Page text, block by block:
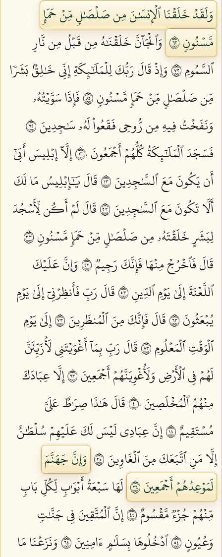
وَلَقَدۡ خَلَقۡنَا ٱلۡإِنسَٰنَ مِن صَلۡصَٰلٖ مِّنۡ حَمَإٖ
مَّسۡنُونٖ ٢٦
وَٱلۡجَآنَّ خَلَقۡنَٰهُ مِن قَبۡلُ مِن نَّارِ
ٱلسَّمُومِ ٢٧
وَإِذۡ قَالَ رَبُّكَ لِلۡمَلَٰٓئِكَةِ إِنِّي خَٰلِقُۢ بَشَرٗا
مِّن صَلۡصَٰلٖ مِّنۡ حَمَإٖ مَّسۡنُونٖ ٢٨
فَإِذَا سَوَّيۡتُهُۥ
وَنَفَخۡتُ فِيهِ مِن رُّوحِي فَقَعُواْ لَهُۥ سَٰجِدِينَ ٢٩
فَسَجَدَ ٱلۡمَلَٰٓئِكَةُ كُلُّهُمۡ أَجۡمَعُونَ ٣٠
إِلَّآ إِبۡلِيسَ أَبَىٰٓ
أَن يَكُونَ مَعَ ٱلسَّٰجِدِينَ ٣١
قَالَ يَٰٓإِبۡلِيسُ مَا لَكَ
أَلَّا تَكُونَ مَعَ ٱلسَّٰجِدِينَ ٣٢
قَالَ لَمۡ أَكُن لِّأَسۡجُدَ
لِبَشَرٍ خَلَقۡتَهُۥ مِن صَلۡصَٰلٖ مِّنۡ حَمَإٖ مَّسۡنُونٖ ٣٣
قَالَ فَٱخۡرُجۡ مِنۡهَا فَإِنَّكَ رَجِيمٞ ٣٤
وَإِنَّ عَلَيۡكَ
ٱللَّعۡنَةَ إِلَىٰ يَوۡمِ ٱلدِّينِ ٣٥
قَالَ رَبِّ فَأَنظِرۡنِيٓ إِلَىٰ يَوۡمِ
يُبۡعَثُونَ ٣٦
قَالَ فَإِنَّكَ مِنَ ٱلۡمُنظَرِينَ ٣٧
إِلَىٰ يَوۡمِ
ٱلۡوَقۡتِ ٱلۡمَعۡلُومِ ٣٨
قَالَ رَبِّ بِمَآ أَغۡوَيۡتَنِي لَأُزَيِّنَنَّ
لَهُمۡ فِي ٱلۡأَرۡضِ وَلَأُغۡوِيَنَّهُمۡ أَجۡمَعِينَ ٣٩
إِلَّا عِبَادَكَ
مِنۡهُمُ ٱلۡمُخۡلَصِينَ ٤٠
قَالَ هَٰذَا صِرَٰطٌ عَلَيَّ
مُسۡتَقِيمٌ ٤١
إِنَّ عِبَادِي لَيۡسَ لَكَ عَلَيۡهِمۡ سُلۡطَٰنٌ
إِلَّا مَنِ ٱتَّبَعَكَ مِنَ ٱلۡغَاوِينَ ٤٢
وَإِنَّ جَهَنَّمَ
لَمَوۡعِدُهُمۡ أَجۡمَعِينَ ٤٣
لَهَا سَبۡعَةُ أَبۡوَٰبٖ لِّكُلِّ بَابٖ
مِّنۡهُمۡ جُزۡءٞ مَّقۡسُومٌ ٤٤
إِنَّ ٱلۡمُتَّقِينَ فِي جَنَّٰتٖ
وَعُيُونٍ ٤٥
ٱدۡخُلُوهَا بِسَلَٰمٍ ءَامِنِينَ ٤٦
وَنَزَعۡنَا مَا